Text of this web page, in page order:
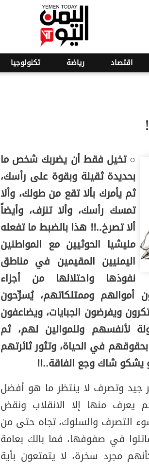
اقتصاد رياضة تكنولوجيا
○ تخيل فقط أن يضربك شخص ما
بحديدة ثقيلة وبقوة على رأسك،
ثم يأمرك بألا تقع من طولك، وألا
تمسك رأسك، وألا تنزف، وأيضاً
ألا تصرخ..!! هذا بالضبط ما تفعله
مليشيا الحوثيين مع المواطنين
اليمنيين المقيمين في مناطق
نفوذها واحتلالها من أجزاء
أموالهم وممتلكاتهم، يُسرِّحون
ويفرضون الجبايات، ويضاعفون
لأنفسهم وللموالين لهم، ثم
في الحياة، وتثور ثائرتهم
يشكو شاك وجع الفاقة..!!
جيد وتصرف لا ينتظر ما هو أفضل
يعرف منها إلا الانقلاب ونقض
التصرف والسلوك، تجاه حتى من
في صفوفها، فما بالك بعامة
مجرد سخرة، لا يتمتعون بأية